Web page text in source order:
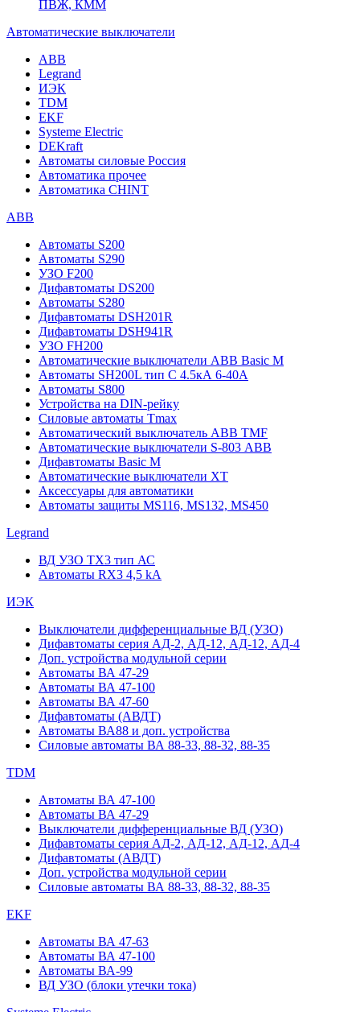
ПВЖ, КММ
Автоматические выключатели
ABB
Legrand
ИЭК
TDM
EKF
Systeme Electric
DEKraft
Автоматы силовые Россия
Автоматика прочее
Автоматика CHINT
ABB
Автоматы S200
Автоматы S290
УЗО F200
Дифавтоматы DS200
Автоматы S280
Дифавтоматы DSH201R
Дифавтоматы DSH941R
УЗО FH200
Автоматические выключатели ABB Basic M
Автоматы SH200L тип С 4.5кА 6-40А
Автоматы S800
Устройства на DIN-рейку
Силовые автоматы Tmax
Автоматический выключатель ABB TMF
Автоматические выключатели S-803 АВВ
Дифавтоматы Basic M
Автоматические выключатели XT
Аксессуары для автоматики
Автоматы защиты MS116, MS132, MS450
Legrand
ВД УЗО TX3 тип АС
Автоматы RX3 4,5 kA
ИЭК
Выключатели дифференциальные ВД (УЗО)
Дифавтоматы серия АД-2, АД-12, АД-12, АД-4
Доп. устройства модульной серии
Автоматы ВА 47-29
Автоматы ВА 47-100
Автоматы ВА 47-60
Дифавтоматы (АВДТ)
Автоматы ВА88 и доп. устройства
Силовые автоматы ВА 88-33, 88-32, 88-35
TDM
Автоматы ВА 47-100
Автоматы ВА 47-29
Выключатели дифференциальные ВД (УЗО)
Дифавтоматы серия АД-2, АД-12, АД-12, АД-4
Дифавтоматы (АВДТ)
Доп. устройства модульной серии
Силовые автоматы ВА 88-33, 88-32, 88-35
EKF
Автоматы ВА 47-63
Автоматы ВА 47-100
Автоматы ВА-99
ВД УЗО (блоки утечки тока)